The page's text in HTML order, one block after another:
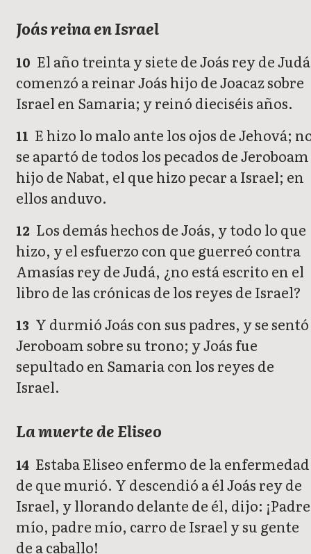
Joás reina en Israel
10 El año treinta y siete de Joás rey de
comenzó a reinar Joás hijo de Joacaz sobre
Israel en Samaria; y reinó dieciséis años.
11 E hizo lo malo ante los ojos de Jehová;
se apartó de todos los pecados de Jeroboam
hijo de Nabat, el que hizo pecar a Israel; en
ellos anduvo.
12 Los demás hechos de Joás, y todo lo que
hizo, y el esfuerzo con que guerreó contra
Amasías rey de Judá, ¿no está escrito en el
libro de las crónicas de los reyes de Israel?
13 Y durmió Joás con sus padres, y se sentó
Jeroboam sobre su trono; y Joás fue
sepultado en Samaria con los reyes de
Israel.
La muerte de Eliseo
14 Estaba Eliseo enfermo de la enfermedad
de que murió. Y descendió a él Joás rey de
Israel, y llorando delante de él, dijo: ¡Padre
mío, padre mío, carro de Israel y su gente
de a caballo!